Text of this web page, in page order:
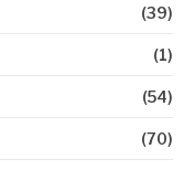
(39)
(1)
(54)
(70)